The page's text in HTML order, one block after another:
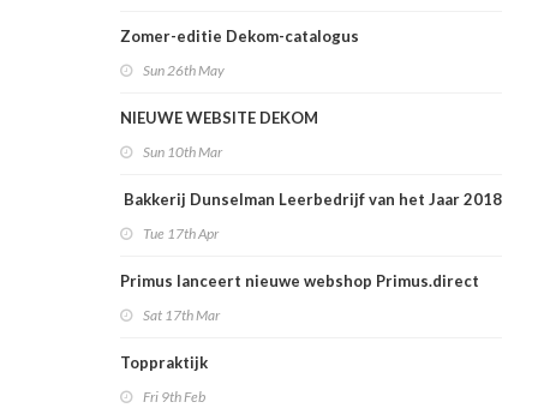
Zomer-editie Dekom-catalogus
Sun 26th May
NIEUWE WEBSITE DEKOM
Sun 10th Mar
Bakkerij Dunselman Leerbedrijf van het Jaar 2018
Tue 17th Apr
Primus lanceert nieuwe webshop Primus.direct
Sat 17th Mar
Toppraktijk
Fri 9th Feb